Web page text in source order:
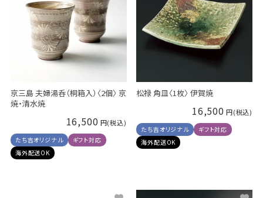
京三島 夫婦湯呑（桐箱入）〈2個〉 京
焼・清水焼
16,500
たち吉オリジナル
ギフト対応
海外配送OK
松禄 角皿〈1枚〉 伊賀焼
16,500
たち吉オリジナル
ギフト対応
海外配送OK